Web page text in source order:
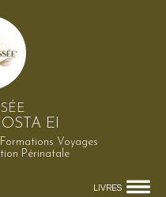
EI
Voyages
Périnatale
LIVRES